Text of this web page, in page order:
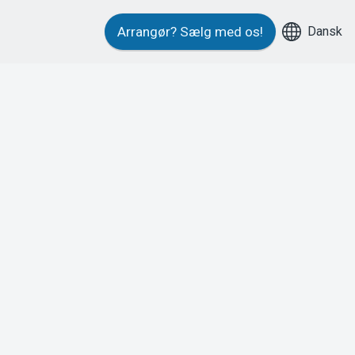
Arrangør? Sælg med os! Dansk